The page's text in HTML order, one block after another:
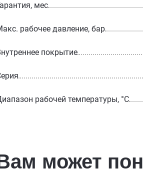
мес
рабочее давление, бар
покрытие
рабочей температуры, °С
может